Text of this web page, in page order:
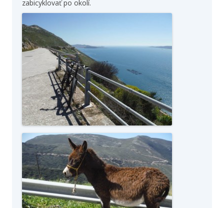
zabicyklovať po okolí.